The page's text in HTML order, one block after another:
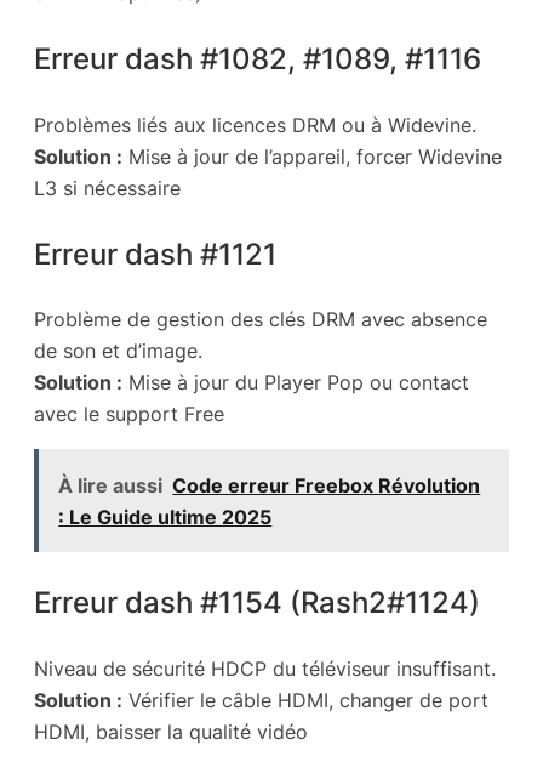
Erreur dash #1082, #1089, #1116
Problèmes liés aux licences DRM ou à Widevine.
Solution : Mise à jour de l’appareil, forcer Widevine
L3 si nécessaire
Erreur dash #1121
Problème de gestion des clés DRM avec absence
de son et d’image.
Solution : Mise à jour du Player Pop ou contact
avec le support Free
À lire aussi Code erreur Freebox Révolution
: Le Guide ultime 2025
Erreur dash #1154 (Rash2#1124)
Niveau de sécurité HDCP du téléviseur insuffisant.
Solution : Vérifier le câble HDMI, changer de port
HDMI, baisser la qualité vidéo